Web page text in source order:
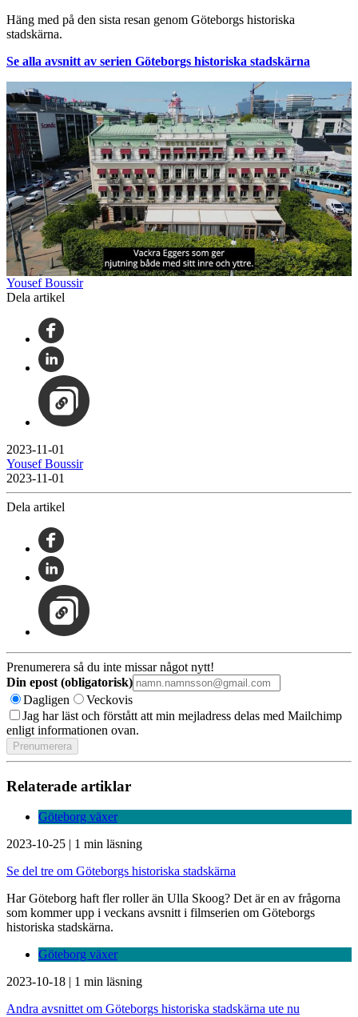
Häng med på den sista resan genom Göteborgs historiska
stadskärna.
Se alla avsnitt av serien Göteborgs historiska stadskärna
Yousef Boussir
Dela artikel
2023-11-01
Yousef Boussir
2023-11-01
Dela artikel
Prenumerera så du inte missar något nytt!
Din epost (obligatorisk)
Dagligen
Veckovis
Jag har läst och förstått att min mejladress delas med Mailchimp
enligt informationen ovan.
Relaterade artiklar
Göteborg växer
2023-10-25 | 1 min läsning
Se del tre om Göteborgs historiska stadskärna
Har Göteborg haft fler roller än Ulla Skoog? Det är en av frågorna
som kommer upp i veckans avsnitt i filmserien om Göteborgs
historiska stadskärna.
Göteborg växer
2023-10-18 | 1 min läsning
Andra avsnittet om Göteborgs historiska stadskärna ute nu